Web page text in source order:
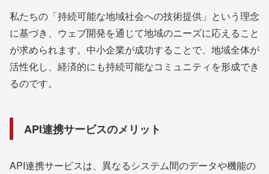
私たちの「持続可能な地域社会への技術提供」という理念
に基づき、ウェブ開発を通じて地域のニーズに応えること
が求められます。中小企業が成功することで、地域全体が
活性化し、経済的にも持続可能なコミュニティを形成でき
るのです。
API連携サービスのメリット
API連携サービスは、異なるシステム間のデータや機能の